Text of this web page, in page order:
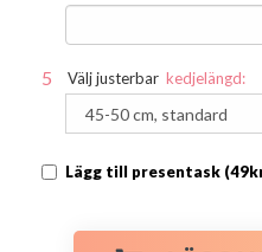
Välj justerbar kedjelängd:
Lägg till presentask